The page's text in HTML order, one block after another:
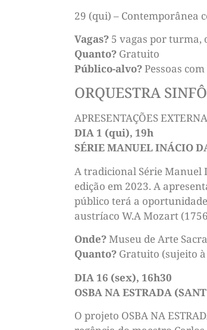
29 (qui) – Contemporânea
Vagas? 5 vagas por turma,
Quanto? Gratuito
Público-alvo?Pessoas
ORQUESTRA
APRESENTAÇÕES
DIA 1 (qui), 19h
SÉRIE MANUEL INÁCIO
A tradicional Série Manuel
edição em 2023. A
público terá a
austríaco W.A Mozart
Onde?Museu de Arte
Quanto? Gratuito (sujeito
DIA 16 (sex), 16h30
OSBA NA ESTRADA
O projeto OSBA NA